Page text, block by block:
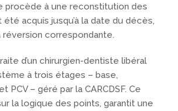
procède à une reconstitution des
acquis jusqu’à la date du décès,
réversion correspondante.
d’un chirurgien-dentiste libéral
à trois étages – base,
PCV – géré par la CARCDSF. Ce
la logique des points, garantit une